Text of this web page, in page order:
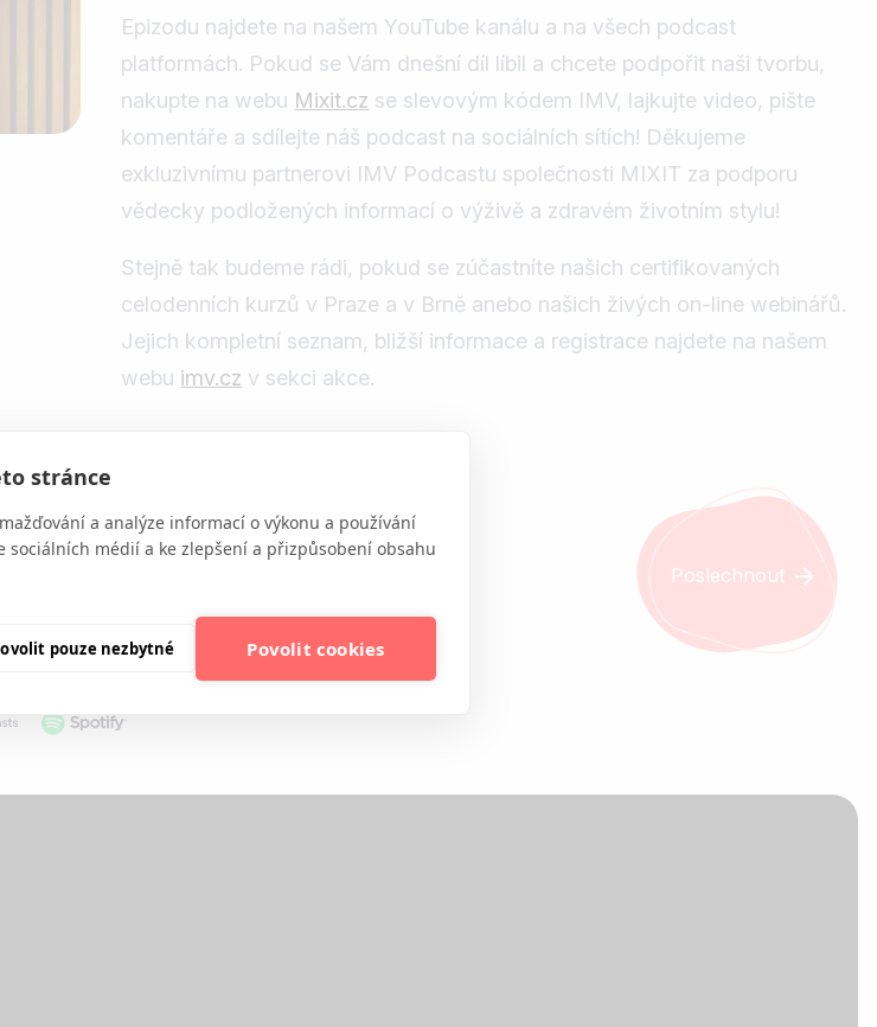
stránce
a analýze informací o výkonu a používání
médií a ke zlepšení a přizpůsobení obsahu
pouze nezbytné Povolit cookies
‍Epizodu najdete na našem YouTube kanálu a na všech podcast
platformách. Pokud se Vám dnešní díl líbil a chcete podpořit naši tvorbu,
nakupte na webu Mixit.cz se slevovým kódem IMV, lajkujte video, pište
komentáře a sdílejte náš podcast na sociálních sítích! Děkujeme
exkluzivnímu partnerovi IMV Podcastu společnosti MIXIT za podporu
vědecky podložených informací o výživě a zdravém životním stylu!
‍Stejně tak budeme rádi, pokud se zúčastníte našich certifikovaných
celodenních kurzů v Praze a v Brně anebo našich živých on-line webinářů.
Jejich kompletní seznam, bližší informace a registrace najdete na našem
webu imv.cz v sekci akce.
Poslechnout